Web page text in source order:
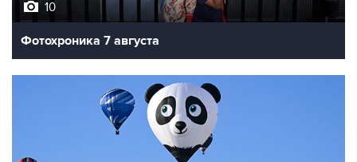
10
Фотохроника 7 августа